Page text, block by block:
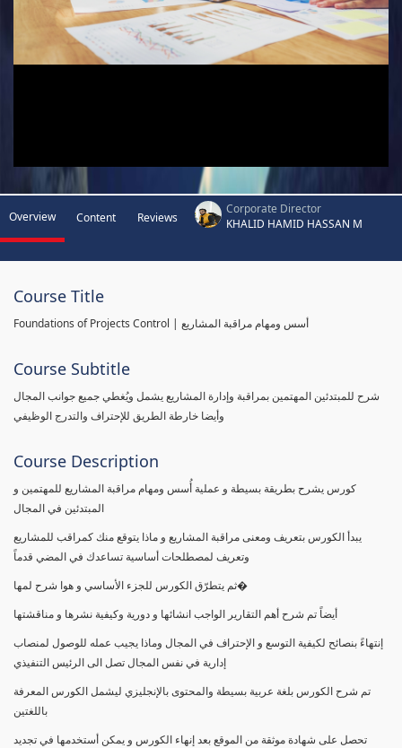
Overview Content Reviews
Corporate Director
KHALID HAMID HASSAN M
Course Title
Foundations of Projects Control | أسس ومهام مراقبة المشاريع
Course Subtitle
شرح للمبتدئين المهتمين بمراقبة وإدارة المشاريع يشمل ويُغطي جميع جوانب المجال
وأيضا خارطة الطريق للإحتراف والتدرج الوظيفي
Course Description
كورس يشرح بطريقة بسيطة و عملية أُسس ومهام مراقبة المشاريع للمهتمين و
المبتدئين في المجال
يبدأ الكورس بتعريف ومعنى مراقبة المشاريع و ماذا يتوقع منك كمراقب للمشاريع
وتعريف لمصطلحات أساسية تساعدك في المضي قدماً
ثم يتطرّق الكورس للجزء الأساسي و هوا شرح لمها�
أيضاً تم شرح أهم التقارير الواجب انشائها و دورية وكيفية نشرها و مناقشتها
إنتهاءً بنصائح لكيفية التوسع و الإحتراف في المجال وماذا يجيب عمله للوصول لمنصاب
إدارية في نفس المجال تصل الى الرئيس التنفيذي
تم شرح الكورس بلغة عربية بسيطة والمحتوى بالإنجليزي ليشمل الكورس المعرفة
باللغتين
تحصل على شهادة موثقة من الموقع بعد إنهاء الكورس و يمكن أستخدمها في تجديد